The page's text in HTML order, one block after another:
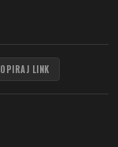
LINK